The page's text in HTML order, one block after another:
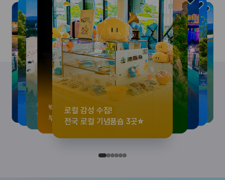
로컬 감성 수집!
전국 로컬 기념품숍 3곳⭐
<호프>, <동궁> 여운 따라🎬
실속 있게 떠나는 해남 여행
우리말이 더 재미있어지는
세종 한글 여행
숲길부터 천년 고찰까지!
마음에 쉼을 더하는 부안
뚜벅이 여행자 주목🚶
양양 1박 2일 코스
백제의 숨결을 따라,
부여에서 만나는 여름
로컬 감성 수집!
전국 로컬 기념품숍 3곳⭐
<호프>, <동궁> 여운 따라🎬
실속 있게 떠나는 해남 여행
우리말이 더 재미있어지는
세종 한글 여행